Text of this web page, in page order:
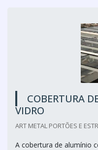
COBERTURA
VIDRO
ART METAL PORTÕES E
A cobertura de alumínio